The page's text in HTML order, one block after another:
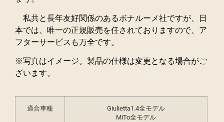
私共と長年友好関係のあるボナルーメ社ですが、日
本では、唯一の正規販売を任されておりますので、ア
フターサービスも万全です。
※写真はイメージ。製品の仕様は変更となる場合がご
ざいます。
適合車種
Giulietta1.4全モデル
MiTo全モデル